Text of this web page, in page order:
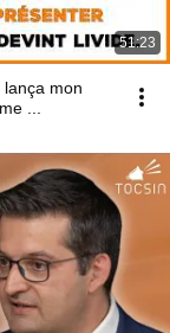
51:23
mon
...